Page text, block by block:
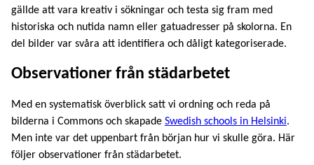
gällde att vara kreativ i sökningar och testa sig fram med
historiska och nutida namn eller gatuadresser på skolorna. En
del bilder var svåra att identifiera och dåligt kategoriserade.
Observationer från städarbetet
Med en systematisk överblick satt vi ordning och reda på
bilderna i Commons och skapade Swedish schools in Helsinki.
Men inte var det uppenbart från början hur vi skulle göra. Här
följer observationer från städarbetet.